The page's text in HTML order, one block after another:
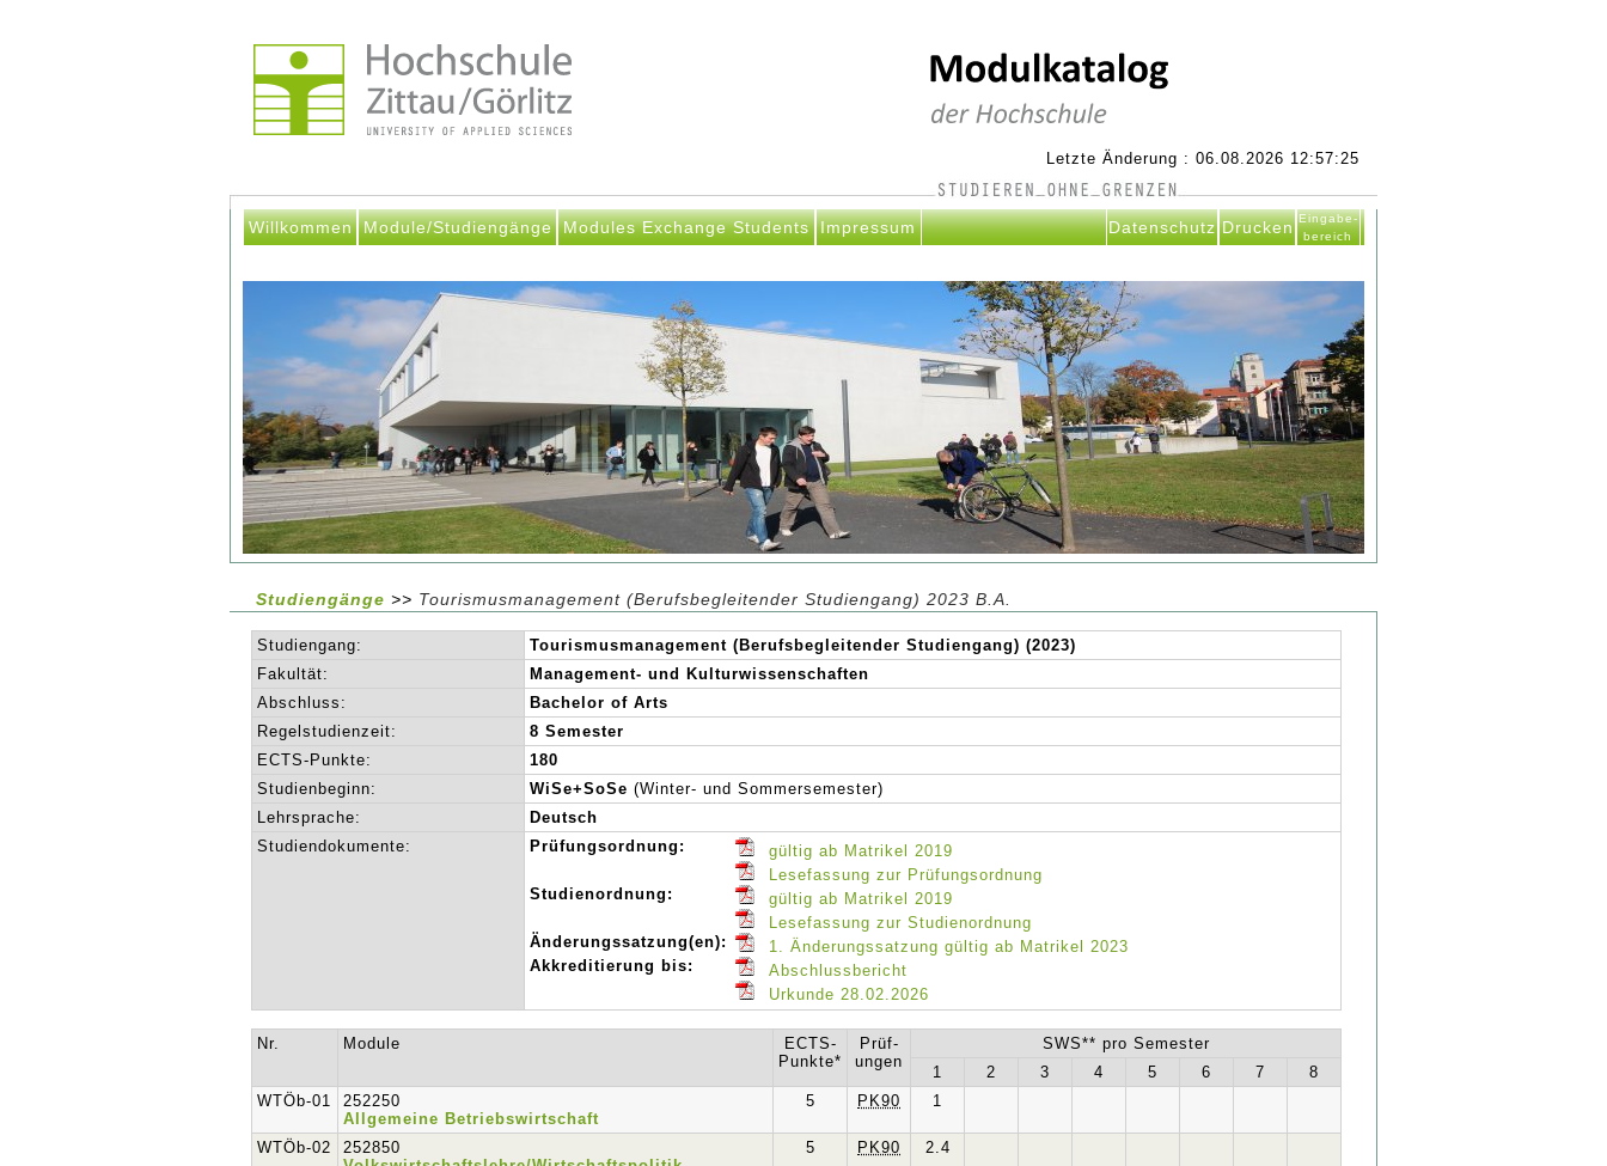
Letzte Änderung : 06.08.2026 12:57:25
Willkommen Module/Studiengänge Modules Exchange Students Impressum Datenschutz Drucken Eingabe-
bereich
Studiengänge >> Tourismusmanagement (Berufsbegleitender Studiengang) 2023 B.A.
Studiengang:
Tourismusmanagement (Berufsbegleitender Studiengang) (2023)
Fakultät:
Management- und Kulturwissenschaften
Abschluss:
Bachelor of Arts
Regelstudienzeit:
8 Semester
ECTS-Punkte:
180
Studienbeginn:
WiSe+SoSe (Winter- und Sommersemester)
Lehrsprache:
Deutsch
Studiendokumente:
Prüfungsordnung:
gültig ab Matrikel 2019
Lesefassung zur Prüfungsordnung
Studienordnung:
gültig ab Matrikel 2019
Lesefassung zur Studienordnung
Änderungssatzung(en):
1. Änderungssatzung gültig ab Matrikel 2023
Akkreditierung bis:
Abschlussbericht
Urkunde 28.02.2026
Nr. Module
ECTS-
Punkte*
Prüf-
ungen
SWS** pro Semester
1
2 3 4 5 6 7
8
WTÖb-01
252250
Allgemeine Betriebswirtschaft
5 PK90 1
WTÖb-02
252850
5 PK90 2.4